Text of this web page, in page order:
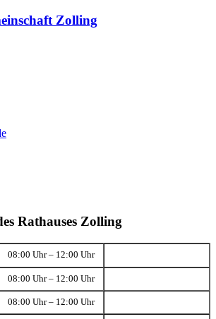
Zolling
Rathauses Zolling
08:00 Uhr – 12:00 Uhr
08:00 Uhr – 12:00 Uhr
08:00 Uhr – 12:00 Uhr